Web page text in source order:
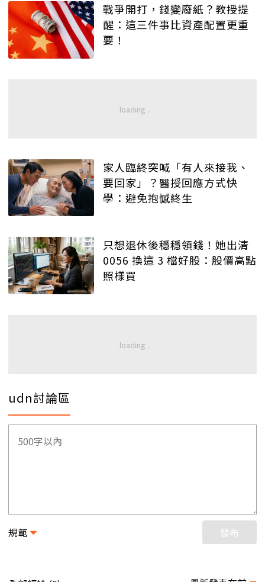
戰爭開打，錢變廢紙？教授提
醒：這三件事比資產配置更重
要！
家人臨終突喊「有人來接我、
要回家」？醫授回應方式快
學：避免抱憾終生
只想退休後穩穩領錢！她出清
0056 換這 3 檔好股：股價高點
照樣買
udn討論區
規範 發布